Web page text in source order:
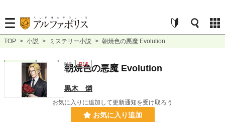
TOP > 小説 > ミステリー小説 > 朝焼色の悪魔 Evolution
ミステリー 連載中 長編 R15
朝焼色の悪魔 Evolution
黒木 燐
お気に入りに追加して更新通知を受け取ろう
お気に入り追加